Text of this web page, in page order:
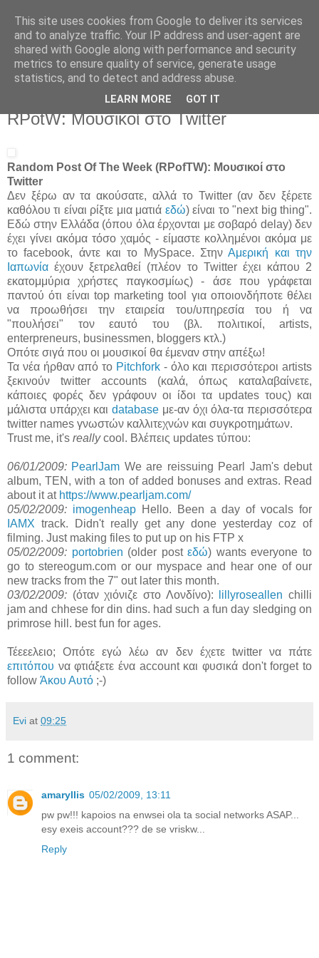
Άκου αυτό ♫
I listen to bands that don't even exist yet.
RPotW: Μουσικοί στο Twitter
Random Post Of The Week (RPofTW): Μουσικοί στο
Twitter
Δεν ξέρω αν τα ακούσατε, αλλά το Twitter (αν δεν ξέρετε
καθόλου τι είναι ρίξτε μια ματιά εδώ) είναι το "next big thing".
Εδώ στην Ελλάδα (όπου όλα έρχονται με σοβαρό delay) δεν
έχει γίνει ακόμα τόσο χαμός - είμαστε κολλημένοι ακόμα με
το facebook, άντε και το MySpace. ΣτηνΑμερική και την
Ιαπωνία έχουν ξετρελαθεί (πλέον το Twitter έχει κάπου 2
εκατομμύρια χρήστες παγκοσμίως) - άσε που γράφεται
παντού ότι είναι top marketing tool για οποιονδήποτε θέλει
να προωθήσει την εταιρεία του/υπηρεσία του ή να
"πουλήσει" τον εαυτό του (βλ. πολιτικοί, artists,
enterpreneurs, businessmen, bloggers κτλ.)
Οπότε σιγά που οι μουσικοί θα έμεναν στην απέξω!
Τα νέα ήρθαν από το Pitchfork - όλο και περισσότεροι artists
ξεκινούν twitter accounts (καλά, όπως καταλαβαίνετε,
κάποιες φορές δεν γράφουν οι ίδοι τα updates τους) και
μάλιστα υπάρχει καιdatabase με-αν όχι όλα-τα περισσότερα
twitter names γνωστών καλλιτεχνών και συγκροτημάτων.
Trust me, it's reallycool. Βλέπεις updates τύπου:
06/01/2009: PearlJam We are reissuing Pearl Jam's debut
album, TEN, with a ton of added bonuses and extras. Read
about it at https://www.pearljam.com/
05/02/2009: imogenheapHello. Been a day of vocals for
IAMX track. Didn't really get any done yesterday coz of
filming. Just making files to put up on his FTP x
05/02/2009: portobrien (older postεδώ) wants everyone to
go to stereogum.com or our myspace and hear one of our
new tracks from the 7" out later this month.
03/02/2009: (όταν χιόνιζε στο Λονδίνο): lillyroseallen chilli
jam and chhese for din dins. had such a fun day sledging on
primrose hill. best fun for ages.
Τέεεελειο; Οπότε εγώ λέω αν δεν έχετε twitter να πάτε
επιτόπου να φτιάξετε ένα account και φυσικά don't forget to
follow Άκου Αυτό ;-)
Evi at 09:25
1 comment:
amaryllis 05/02/2009, 13:11
pw pw!!! kapoios na enwsei ola ta social networks ASAP...
esy exeis account??? de se vriskw...
Reply
This site uses cookies from Google to deliver its services
and to analyze traffic. Your IP address and user-agent are
shared with Google along with performance and security
metrics to ensure quality of service, generate usage
statistics, and to detect and address abuse.
LEARN MORE GOT IT